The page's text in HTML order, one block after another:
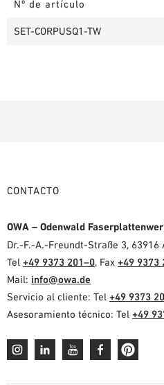
Nº de artículo
SET-CORPUSQ1-TW
CONTACTO
OWA – Odenwald
Dr.-F.-A.-Freundt-Straße 3, 63916
Tel +49 9373 201–0, Fax +49 9373
Mail: info@owa.de
Servicio al cliente: Tel +49 9373
Asesoramiento técnico: Tel +49